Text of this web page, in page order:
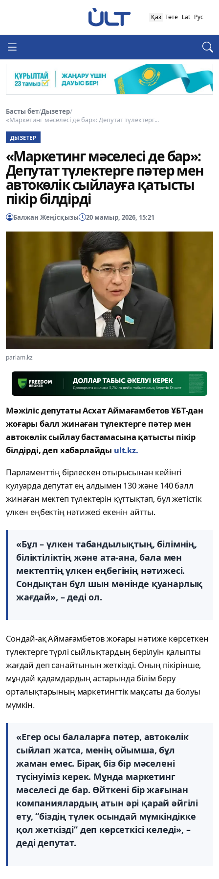
Қаз Төте Lat Рус
Басты бет/Дызетер/
«Маркетинг мәселесі де бар»: Депутат түлектерг...
ДЫЗЕТЕР
«Маркетинг мәселесі де бар»:
Депутат түлектерге пәтер мен
автокөлік сыйлауға қатысты
пікір білдірді
Балжан Жеңісқызы 20 мамыр, 2026, 15:21
parlam.kz
Мәжіліс депутаты Асхат Аймағамбетов ҰБТ-дан
жоғары балл жинаған түлектерге пәтер мен
автокөлік сыйлау бастамасына қатысты пікір
білдірді, деп хабарлайды ult.kz.
Парламенттің бірлескен отырысынан кейінгі
кулуарда депутат ең алдымен 130 және 140 балл
жинаған мектеп түлектерін құттықтап, бұл жетістік
үлкен еңбектің нәтижесі екенін айтты.
«Бұл – үлкен табандылықтың, білімнің,
біліктіліктің және ата-ана, бала мен
мектептің үлкен еңбегінің нәтижесі.
Сондықтан бұл шын мәнінде қуанарлық
жағдай», – деді ол.
Сондай-ақ Аймағамбетов жоғары нәтиже көрсеткен
түлектерге түрлі сыйлықтардың берілуін қалыпты
жағдай деп санайтынын жеткізді. Оның пікірінше,
мұндай қадамдардың астарында білім беру
орталықтарының маркетингтік мақсаты да болуы
мүмкін.
«Егер осы балаларға пәтер, автокөлік
сыйлап жатса, менің ойымша, бұл
жаман емес. Бірақ біз бір мәселені
түсінуіміз керек. Мұнда маркетинг
мәселесі де бар. Өйткені бір жағынан
компаниялардың атын әрі қарай әйгілі
ету, “біздің түлек осындай мүмкіндікке
қол жеткізді” деп көрсеткісі келеді», –
деді депутат.